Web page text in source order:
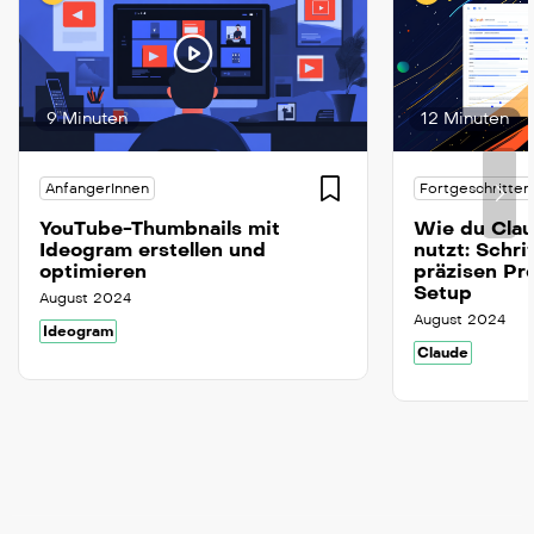
9 Minuten
AnfangerInnen
YouTube-Thumbnails mit
Ideogram erstellen und
optimieren
August 2024
Ideogram
12 Minuten
Wie du
nutzt:
präzisen
Setup
August 2024
Claude